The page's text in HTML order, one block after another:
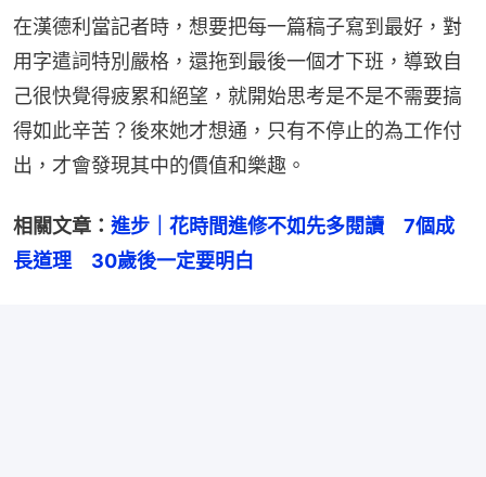
在漢德利當記者時，想要把每一篇稿子寫到最好，對
用字遣詞特別嚴格，還拖到最後一個才下班，導致自
己很快覺得疲累和絕望，就開始思考是不是不需要搞
得如此辛苦？後來她才想通，只有不停止的為工作付
出，才會發現其中的價值和樂趣。
相關文章： 進步｜花時間進修不如先多閱讀　7個成
長道理　30歲後一定要明白